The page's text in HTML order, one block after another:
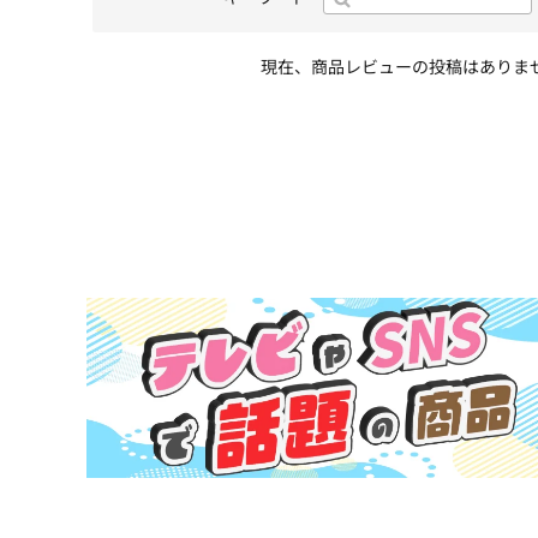
現在、商品レビューの投稿はありま